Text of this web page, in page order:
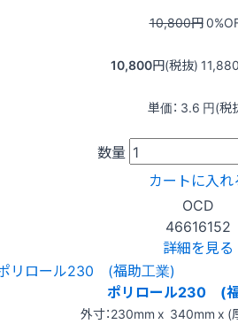
10,800円0
10,800円(税抜) 11,880
単価： 3.6 円(税
数量
カートに入れ
OCD
46616152
詳細を見る
ポリロール230 (
外寸：230mm x 340mm x